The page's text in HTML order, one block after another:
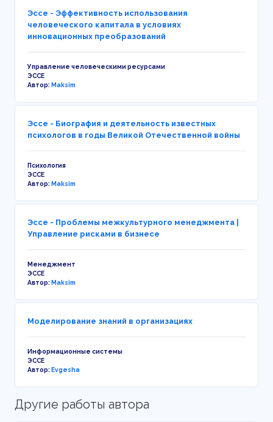
Эссе - Эффективность использования
человеческого капитала в условиях
инновационных преобразований
Управление человеческими ресурсами
ЭССЕ
Автор:Maksim
Эссе - Биография и деятельность известных
психологов в годы Великой Отечественной войны
Психология
ЭССЕ
Автор:Maksim
Эссе - Проблемы межкультурного менеджмента |
Управление рисками в бизнесе
Менеджмент
ЭССЕ
Автор:Maksim
Моделирование знаний в организациях
Информационные системы
ЭССЕ
Автор:Evgesha
Другие работы автора